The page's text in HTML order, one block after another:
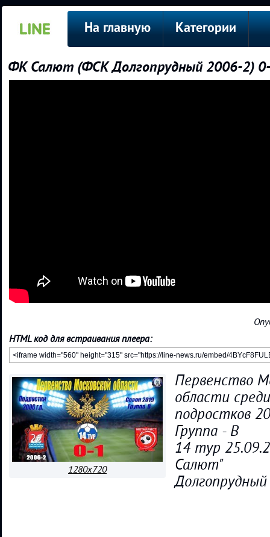
На главную Категории
ФК Салют (ФСК Долгопрудный 2006-2)
HTML код для встраивания плеера:
1280x720
Первенство
области среди
подростков
Группа - В
14 тур
Салют"
Долгопрудный